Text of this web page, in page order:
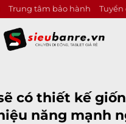
Trung tâm bảo hành Tuyển
có thiết kế
năng mạnh